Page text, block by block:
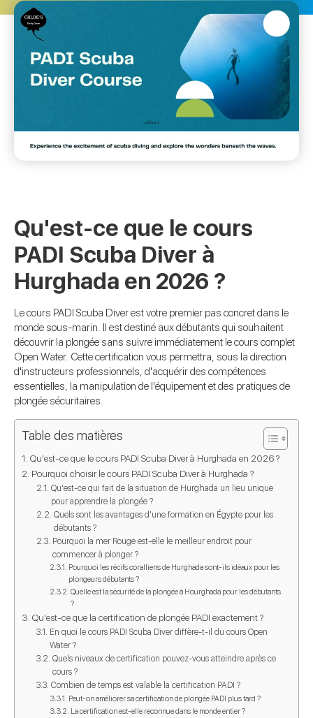
Qu'est-ce que le cours
PADI Scuba Diver à
Hurghada en 2026 ?
Le cours PADI Scuba Diver est votre premier pas concret dans le
monde sous-marin. Il est destiné aux débutants qui souhaitent
découvrir la plongée sans suivre immédiatement le cours complet
Open Water. Cette certification vous permettra, sous la direction
d'instructeurs professionnels, d'acquérir des compétences
essentielles, la manipulation de l'équipement et des pratiques de
plongée sécuritaires.
Table des matières
Qu'est-ce que le cours PADI Scuba Diver à Hurghada en 2026 ?
Pourquoi choisir le cours PADI Scuba Diver à Hurghada ?
Qu'est-ce qui fait de la situation de Hurghada un lieu unique
pour apprendre la plongée ?
Quels sont les avantages d'une formation en Égypte pour les
débutants ?
Pourquoi la mer Rouge est-elle le meilleur endroit pour
commencer à plonger ?
Pourquoi les récifs coralliens de Hurghada sont-ils idéaux pour les
plongeurs débutants ?
Quelle est la sécurité de la plongée à Hourghada pour les débutants
?
Qu'est-ce que la certification de plongée PADI exactement ?
En quoi le cours PADI Scuba Diver diffère-t-il du cours Open
Water ?
Quels niveaux de certification pouvez-vous atteindre après ce
cours ?
Combien de temps est valable la certification PADI ?
Peut-on améliorer sa certification de plongée PADI plus tard ?
La certification est-elle reconnue dans le monde entier ?